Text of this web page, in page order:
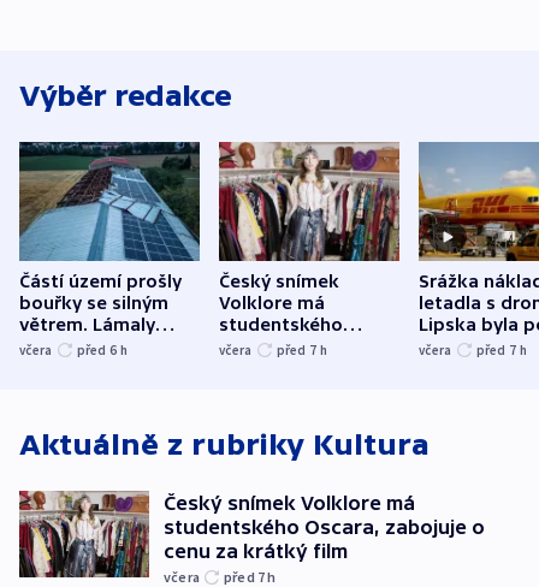
Výběr redakce
Částí území prošly
bouřky se silným
větrem. Lámaly
stromy a poničily
včera před 6 h
Český snímek
Volklore má
studentského
Oscara, zabojuje o
včera před 7 h
Srážka
letadla s
Lipska byla
německého
včera před 7 h
Aktuálně z rubriky Kultura
Český snímek Volklore má
studentského Oscara, zabojuje o
cenu za krátký film
včera před 7h